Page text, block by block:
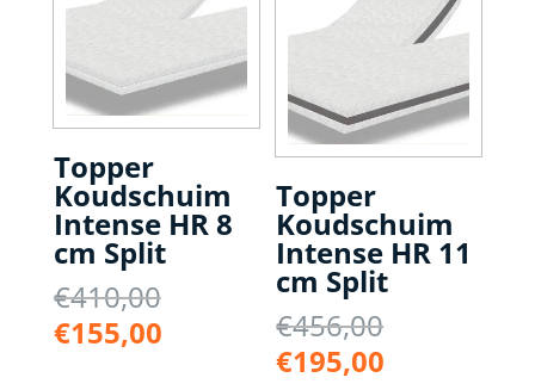
Topper
Koudschuim
Intense HR 8
cm Split
€410,00Oorspronkelijke
prijs
€155,00Huidige
Topper
Koudschuim
Intense HR 11
cm Split
€456,00
prijs
€195,00